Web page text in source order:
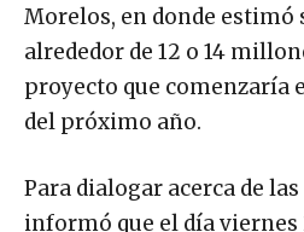
Morelos, en donde
alrededor de 12 o 14
proyecto que comenzaría
del próximo año.
Para dialogar acerca de
informó que el día viernes